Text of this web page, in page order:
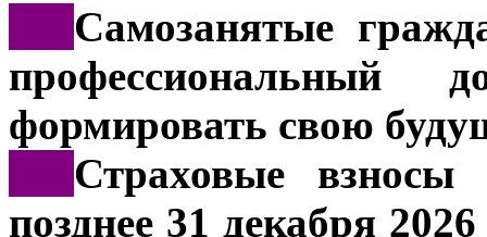
Самозанятые
профессиональный
формировать свою
Страховые взносы
позднее 31 декабря